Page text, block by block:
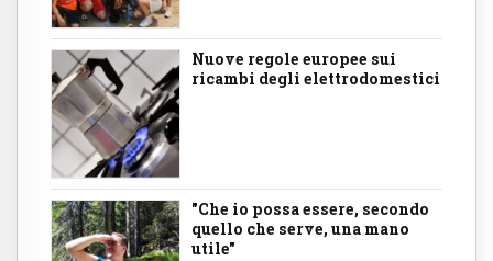
Nuove regole europee sui
ricambi degli elettrodomestici
"Che io possa essere, secondo
quello che serve, una mano
utile"